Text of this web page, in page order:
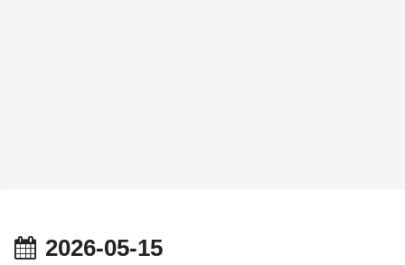
2026-05-15